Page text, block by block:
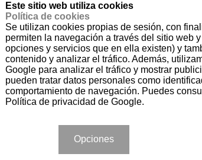
Este sitio web utiliza cookies
Política de cookies
Se utilizan cookies propias de sesión, con
permiten la navegación a través del sitio web
opciones y servicios que en ella existen) y
contenido y analizar el tráfico. Además,
Google para analizar el tráfico y mostrar
pueden tratar datos personales como
comportamiento de navegación. Puedes
Política de privacidad de Google.
Opciones
A Pobra De Trives(2)
Allariz (1)
Maceda(1)
O Carballiño(5)
Verín(3)